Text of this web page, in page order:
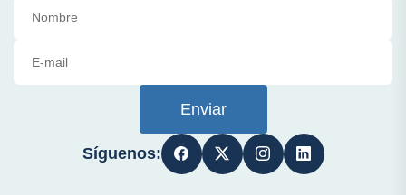
Enviar
Síguenos: